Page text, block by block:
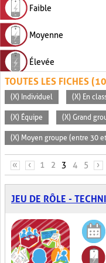
Faible
Moyenne
Élevée
TOUTES LES FICHES
(X) Individuel (X) En
(X) Équipe (X) Grand
(X) Moyen groupe (entre 30
PAGES
« ‹ 1 2 3 4 5 ›
JEU DE RÔLE -